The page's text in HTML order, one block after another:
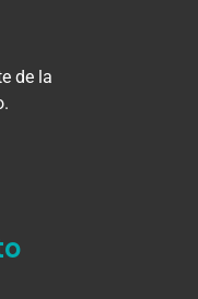
de la